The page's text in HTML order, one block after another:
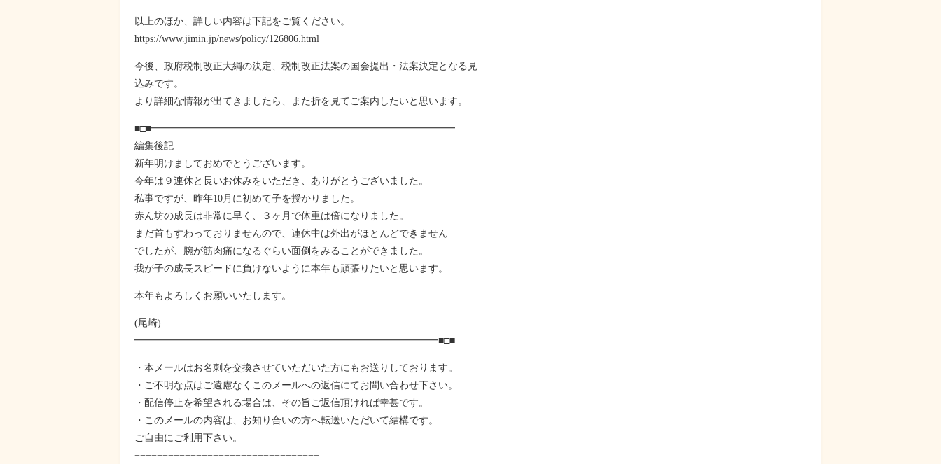
以上のほか、詳しい内容は下記をご覧ください。
https://www.jimin.jp/news/policy/126806.html
今後、政府税制改正大綱の決定、税制改正法案の国会提出・法案決定となる見
込みです。
より詳細な情報が出てきましたら、また折を見てご案内したいと思います。
■□■━━━━━━━━━━━━━━━━━━━━━━━━━━━━━━━
編集後記
新年明けましておめでとうございます。
今年は９連休と長いお休みをいただき、ありがとうございました。
私事ですが、昨年10月に初めて子を授かりました。
赤ん坊の成長は非常に早く、３ヶ月で体重は倍になりました。
まだ首もすわっておりませんので、連休中は外出がほとんどできません
でしたが、腕が筋肉痛になるぐらい面倒をみることができました。
我が子の成長スピードに負けないように本年も頑張りたいと思います。
本年もよろしくお願いいたします。
(尾崎)
━━━━━━━━━━━━━━━━━━━━━━━━━━━━━━━■□■
・本メールはお名刺を交換させていただいた方にもお送りしております。
・ご不明な点はご遠慮なくこのメールへの返信にてお問い合わせ下さい。
・配信停止を希望される場合は、その旨ご返信頂ければ幸甚です。
・このメールの内容は、お知り合いの方へ転送いただいて結構です。
ご自由にご利用下さい。
−−−−−−−−−−−−−−−−−−−−−−−−−−−−−−−−−